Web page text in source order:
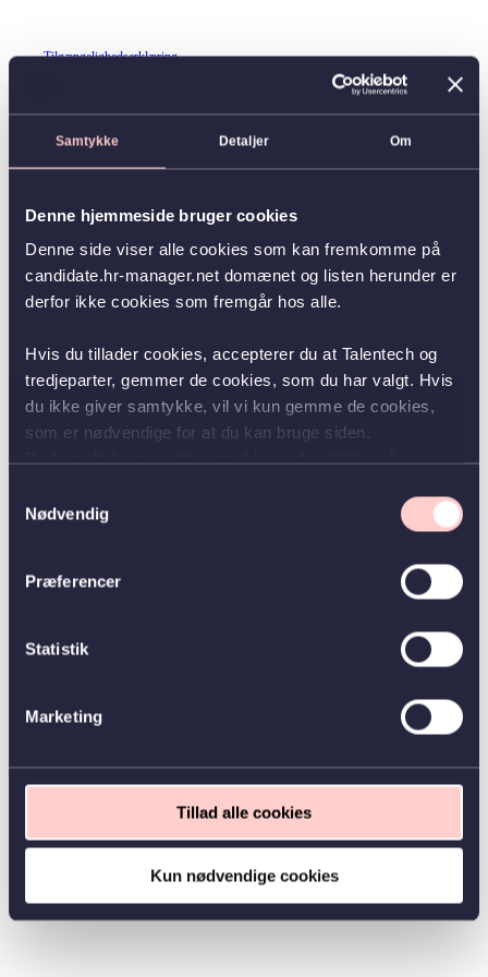
Samtykke Detaljer Om
Denne hjemmeside bruger cookies
Denne side viser alle cookies som kan fremkomme på
candidate.hr-manager.net domænet og listen herunder er
derfor ikke cookies som fremgår hos alle.
Hvis du tillader cookies, accepterer du at Talentech og
tredjeparter, gemmer de cookies, som du har valgt. Hvis
du ikke giver samtykke, vil vi kun gemme de cookies,
som er nødvendige for at du kan bruge siden.
Nødvendig
Præferencer
Statistik
Marketing
Tillad alle cookies
Kun nødvendige cookies
Tilgængelighedserklæring